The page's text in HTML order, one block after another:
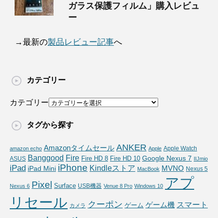
ガラス保護フィルム」購入レビュ
ー
→最新の製品レビュー記事へ
カテゴリー
カテゴリー
タグから探す
amazon echo Amazonタイムセール ANKER Apple Apple Watch
ASUS Banggood Fire Fire HD 8 Fire HD 10 Google Nexus 7 IIJmio
iPad iPad Mini iPhone Kindleストア MacBook MVNO Nexus 5
Nexus 6 Pixel Surface USB機器 Venue 8 Pro Windows 10 アプ
リセール カメラ クーポン ゲーム ゲーム機 スマート